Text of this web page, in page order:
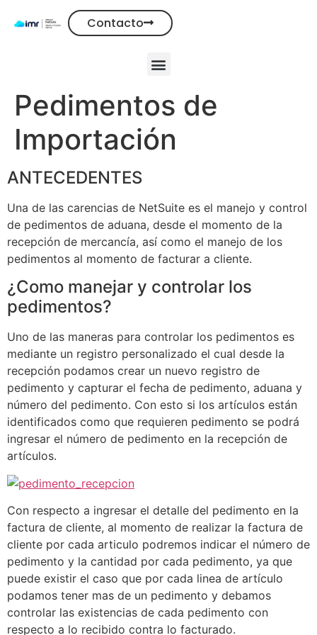
Contacto
Pedimentos de
Importación
ANTECEDENTES
Una de las carencias de NetSuite es el manejo y control
de pedimentos de aduana, desde el momento de la
recepción de mercancía, así como el manejo de los
pedimentos al momento de facturar a cliente.
¿Como manejar y controlar los
pedimentos?
Uno de las maneras para controlar los pedimentos es
mediante un registro personalizado el cual desde la
recepción podamos crear un nuevo registro de
pedimento y capturar el fecha de pedimento, aduana y
número del pedimento. Con esto si los artículos están
identificados como que requieren pedimento se podrá
ingresar el número de pedimento en la recepción de
artículos.
Con respecto a ingresar el detalle del pedimento en la
factura de cliente, al momento de realizar la factura de
cliente por cada articulo podremos indicar el número de
pedimento y la cantidad por cada pedimento, ya que
puede existir el caso que por cada linea de artículo
podamos tener mas de un pedimento y debamos
controlar las existencias de cada pedimento con
respecto a lo recibido contra lo facturado.